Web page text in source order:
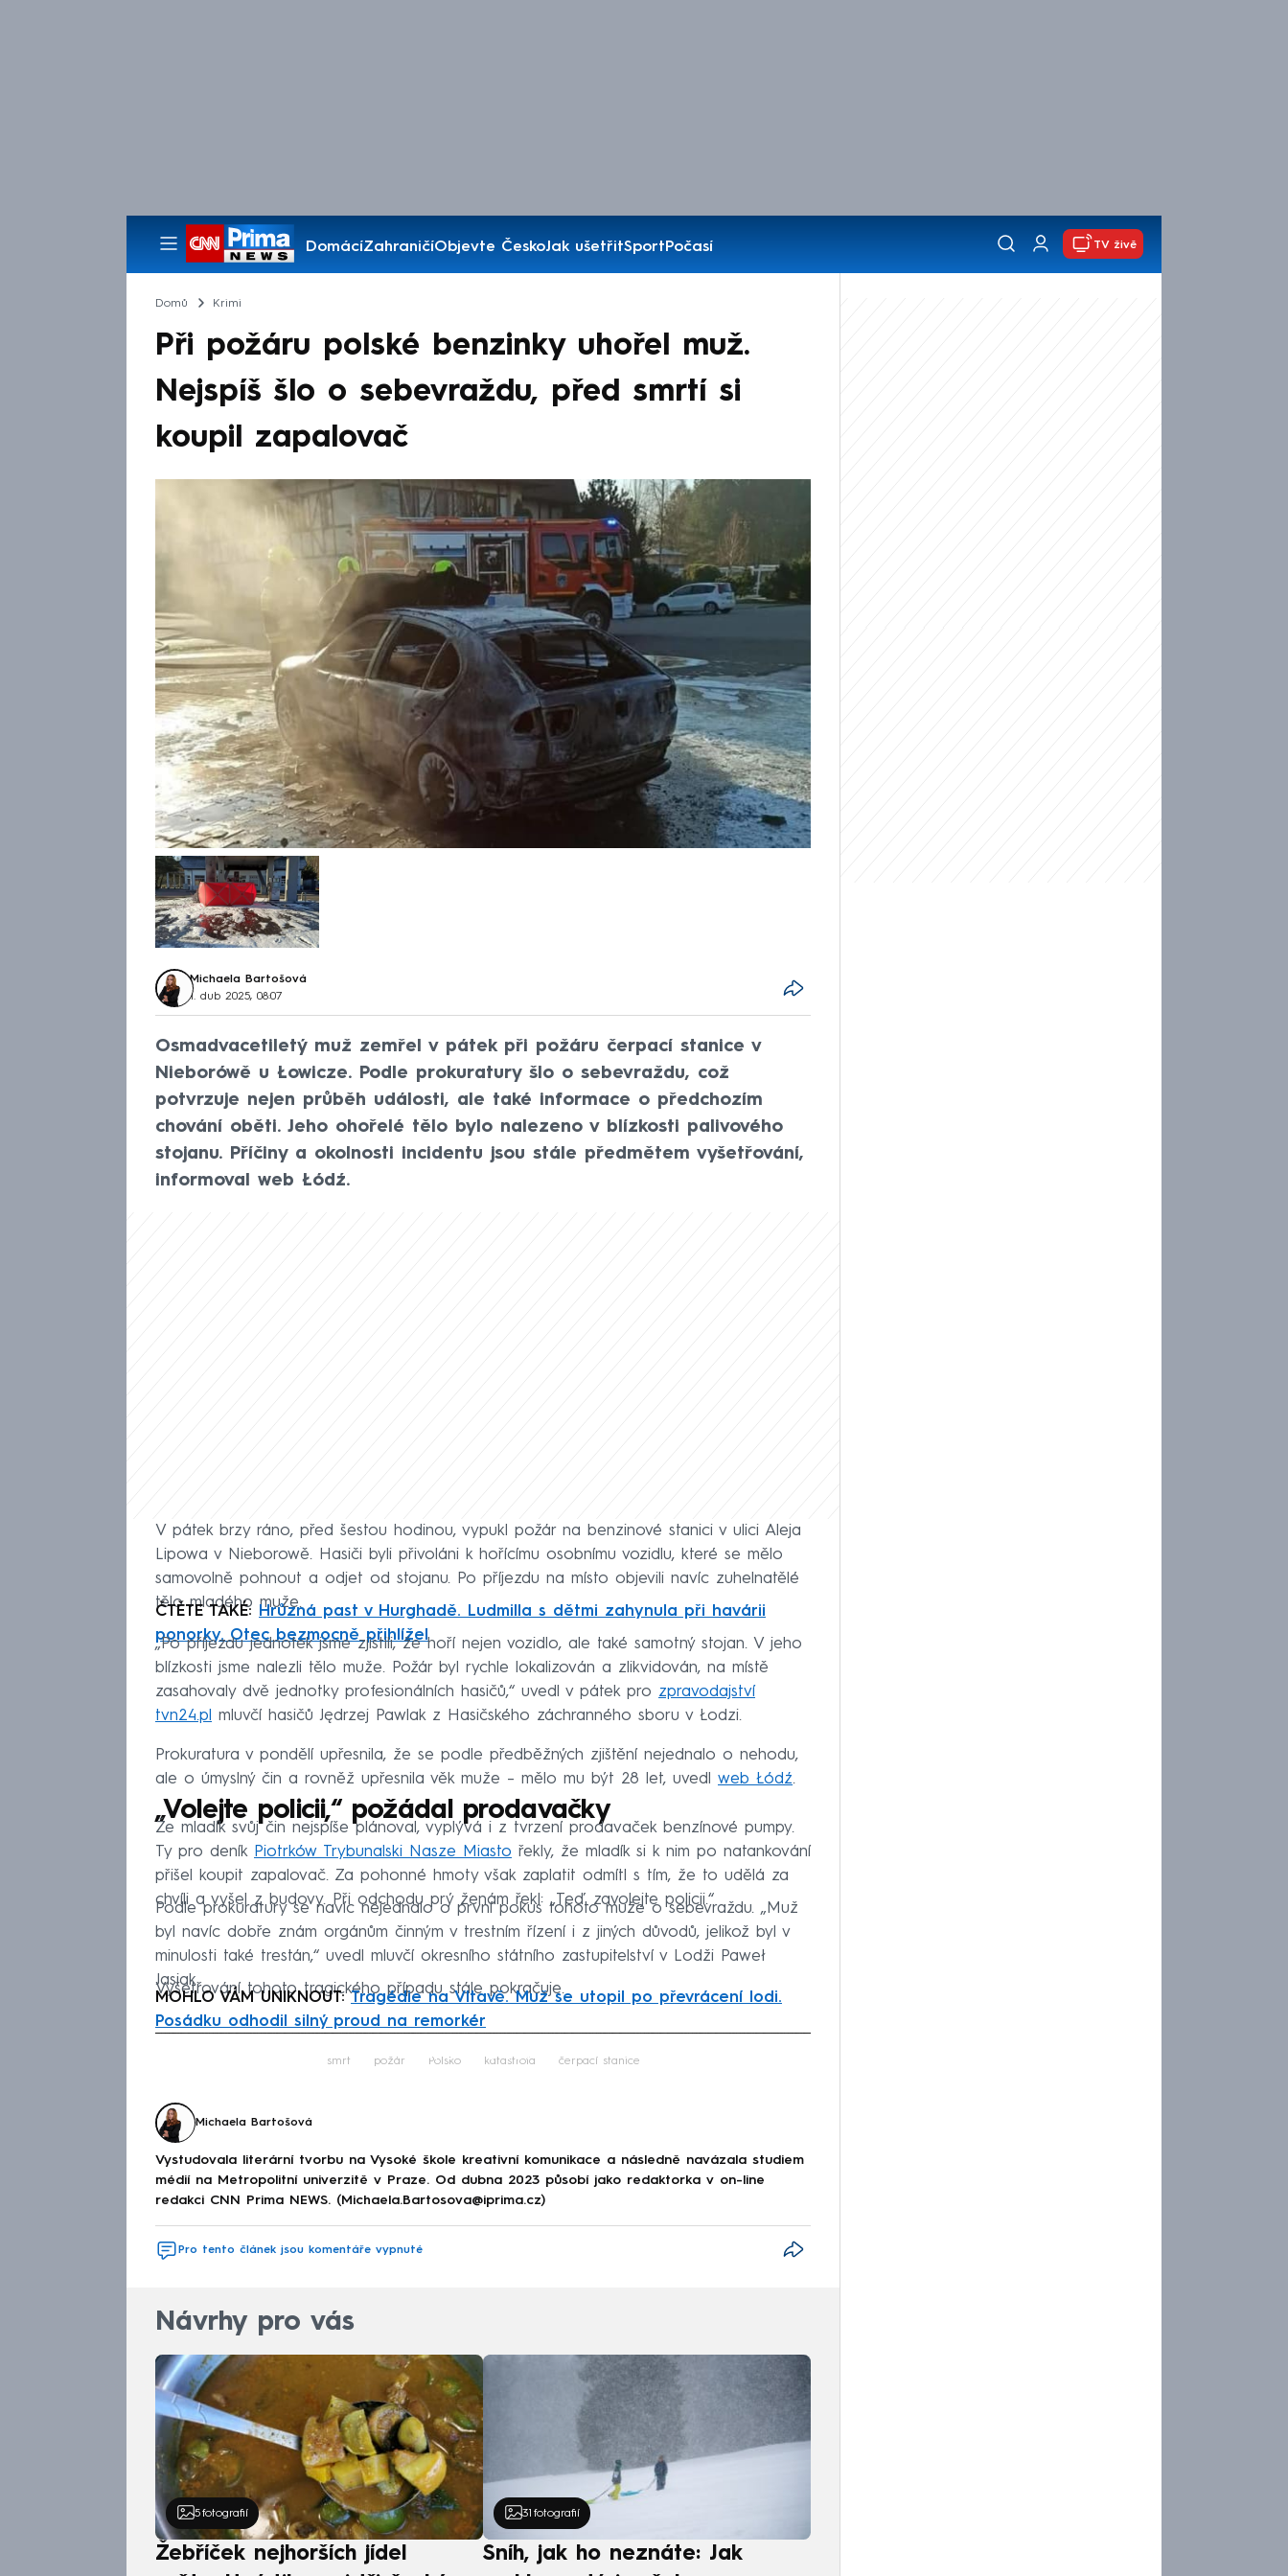
DomácíZahraničíObjevte ČeskoJak ušetřitSportPočasí
Pořady
TV živě
Domů Krimi
Při požáru polské benzinky uhořel muž.
Nejspíš šlo o sebevraždu, před smrtí si
koupil zapalovač
Michaela Bartošová
1. dub 2025, 08:07
Osmadvacetiletý muž zemřel v pátek při požáru čerpací stanice v
Nieborówě u Łowicze. Podle prokuratury šlo o sebevraždu, což
potvrzuje nejen průběh události, ale také informace o předchozím
chování oběti. Jeho ohořelé tělo bylo nalezeno v blízkosti palivového
stojanu. Příčiny a okolnosti incidentu jsou stále předmětem vyšetřování,
informoval web Łódź.
V pátek brzy ráno, před šestou hodinou, vypukl požár na benzinové stanici v ulici Aleja
Lipowa v Nieborowě. Hasiči byli přivoláni k hořícímu osobnímu vozidlu, které se mělo
samovolně pohnout a odjet od stojanu. Po příjezdu na místo objevili navíc zuhelnatělé
tělo mladého muže.
ČTĚTE TAKÉ:
Hrůzná past v Hurghadě. Ludmilla s dětmi zahynula při havárii
ponorky. Otec bezmocně přihlížel
„Po příjezdu jednotek jsme zjistili, že hoří nejen vozidlo, ale také samotný stojan. V jeho
blízkosti jsme nalezli tělo muže. Požár byl rychle lokalizován a zlikvidován, na místě
zasahovaly dvě jednotky profesionálních hasičů,“ uvedl v pátek pro zpravodajství
tvn24.pl
mluvčí hasičů Jędrzej Pawlak z Hasičského záchranného sboru v Łodzi.
Prokuratura v pondělí upřesnila, že se podle předběžných zjištění nejednalo o nehodu,
ale o úmyslný čin a rovněž upřesnila věk muže – mělo mu být 28 let, uvedl web Łódź.
„Volejte policii,“ požádal prodavačky
Že mladík svůj čin nejspíše plánoval, vyplývá i z tvrzení prodavaček benzínové pumpy.
Ty pro deník Piotrków Trybunalski Nasze Miasto řekly, že mladík si k nim po natankování
přišel koupit zapalovač. Za pohonné hmoty však zaplatit odmítl s tím, že to udělá za
chvíli a vyšel z budovy. Při odchodu prý ženám řekl: „Teď zavolejte policii.“
Podle prokuratury se navíc nejednalo o první pokus tohoto muže o sebevraždu. „Muž
byl navíc dobře znám orgánům činným v trestním řízení i z jiných důvodů, jelikož byl v
minulosti také trestán,“ uvedl mluvčí okresního státního zastupitelství v Lodži Paweł
Jasiak.
Vyšetřování tohoto tragického případu stále pokračuje.
MOHLO VÁM UNIKNOUT:Tragédie na Vltavě. Muž se utopil po převrácení lodi.
Posádku odhodil silný proud na remorkér
Failed to fetch
smrt požár Polsko katastrofa čerpací stanice
Michaela Bartošová
Vystudovala literární tvorbu na Vysoké škole kreativní komunikace a následně navázala studiem
médií na Metropolitní univerzitě v Praze. Od dubna 2023 působí jako redaktorka v on-line
redakci CNN Prima NEWS. (Michaela.Bartosova@iprima.cz)
Pro tento článek jsou komentáře vypnuté
Návrhy pro vás
5 fotografií
Žebříček nejhorších jídel
31 fotografií
Sníh, jak ho neznáte: Jak